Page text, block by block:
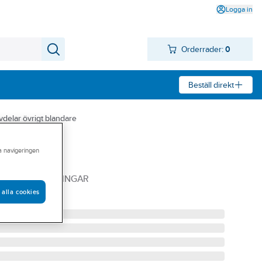
Logga in
Orderrader: 0
Beställ direkt
övrigt blandare
, NYLON-, O-RINGAR
navigeringen
alla cookies